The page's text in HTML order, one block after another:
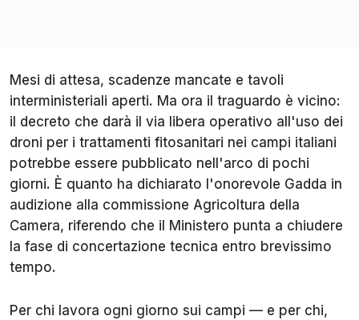
Mesi di attesa, scadenze mancate e tavoli
interministeriali aperti. Ma ora il traguardo è vicino:
il decreto che darà il via libera operativo all'uso dei
droni per i trattamenti fitosanitari nei campi italiani
potrebbe essere pubblicato nell'arco di pochi
giorni. È quanto ha dichiarato l'onorevole Gadda in
audizione alla commissione Agricoltura della
Camera, riferendo che il Ministero punta a chiudere
la fase di concertazione tecnica entro brevissimo
tempo.
Per chi lavora ogni giorno sui campi — e per chi,